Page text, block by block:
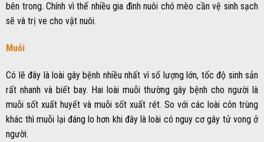
bên trong. Chính vì thế nhiều gia đình nuôi chó mèo cần vệ sinh sạch
sẽ và trị ve cho vật nuôi.
Muỗi
Có lẽ đây là loài gây bệnh nhiều nhất vì số lượng lớn, tốc độ sinh sản
rất nhanh và biết bay. Hai loài muỗi thường gây bệnh cho người là
muỗi sốt xuất huyết và muỗi sốt xuất rét. So với các loài côn trùng
khác thì muỗi lại đáng lo hơn khi đây là loài có nguy cơ gây tử vong ở
người.